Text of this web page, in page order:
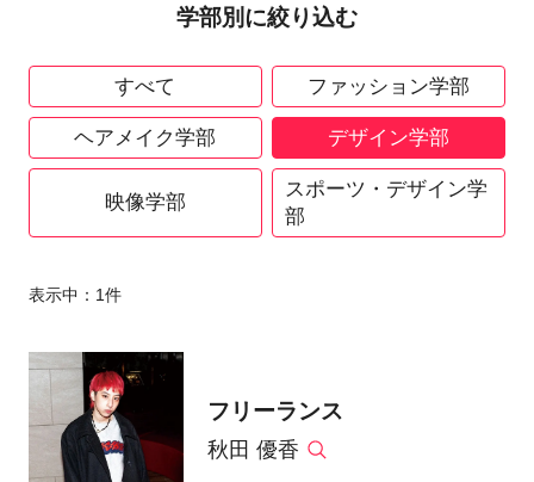
学部別に絞り込む
すべて ファッション学部
ヘアメイク学部 デザイン学部
映像学部
スポーツ・デザイン学
部
表示中： 1件
フリーランス
秋田 優香